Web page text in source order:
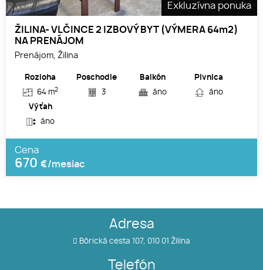
Exkluzívna ponuka
ŽILINA- VLČINCE 2 IZBOVÝ BYT (VÝMERA 64m2)
NA PRENÁJOM
Prenájom, Žilina
Rozloha
64 m2
Poschodie
3
Balkón
áno
Pivnica
áno
Výťah
áno
Cena
670 €/mesiac
Adresa
Bôrická cesta 107, 010 01 Žilina
Telefón